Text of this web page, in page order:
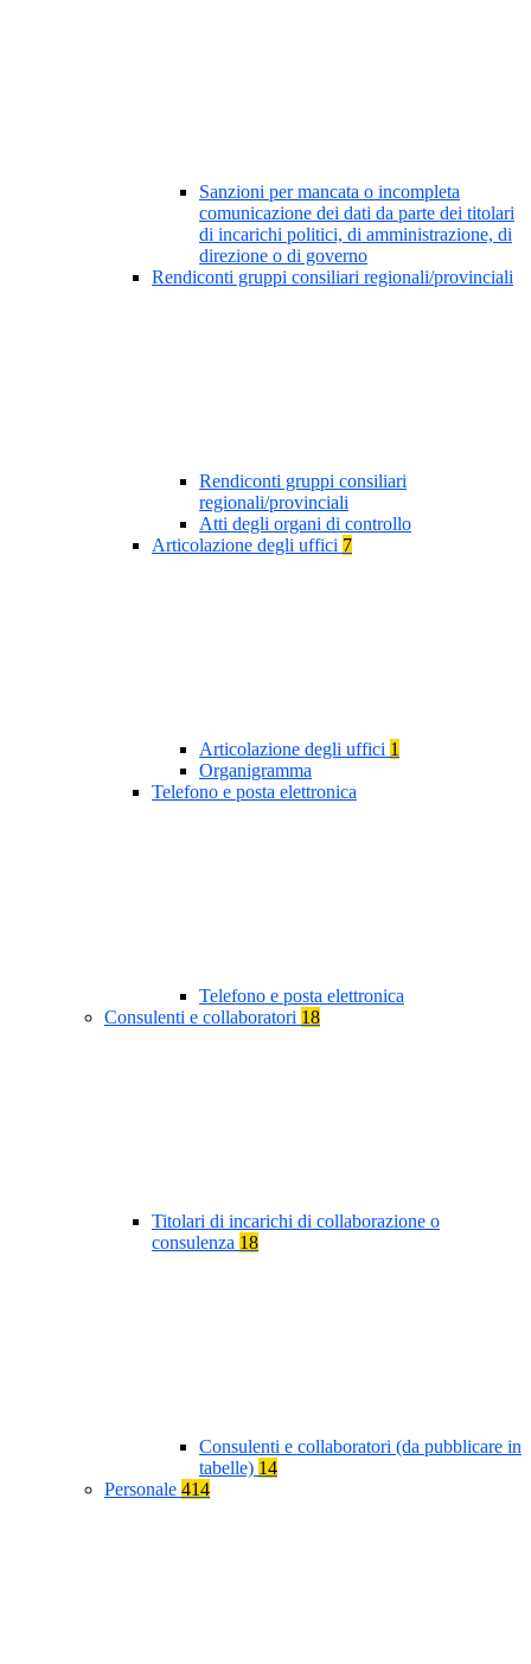
Sanzioni per mancata o incompleta
comunicazione dei dati da parte dei titolari
di incarichi politici, di amministrazione, di
direzione o di governo
Rendiconti gruppi consiliari regionali/provinciali
Rendiconti gruppi consiliari
regionali/provinciali
Atti degli organi di controllo
Articolazione degli uffici 7
Articolazione degli uffici 1
Organigramma
Telefono e posta elettronica
Telefono e posta elettronica
Consulenti e collaboratori 18
Titolari di incarichi di collaborazione o
consulenza 18
Consulenti e collaboratori (da pubblicare in
tabelle) 14
Personale 414